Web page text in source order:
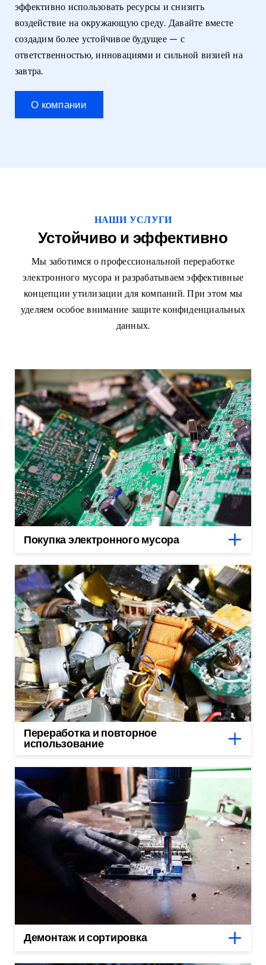
эффективно использовать ресурсы и снизить
воздействие на окружающую среду. Давайте вместе
создадим более устойчивое будущее — с
ответственностью, инновациями и сильной визией на
завтра.
О компании
НАШИ УСЛУГИ
Устойчиво и эффективно
Мы заботимся о профессиональной переработке
электронного мусора и разрабатываем эффективные
концепции утилизации для компаний. При этом мы
уделяем особое внимание защите конфиденциальных
данных.
Покупка электронного мусора
Переработка и повторное
использование
Демонтаж и сортировка